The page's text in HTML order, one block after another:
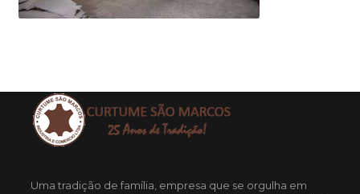
Uma tradição de família, empresa que se orgulha em